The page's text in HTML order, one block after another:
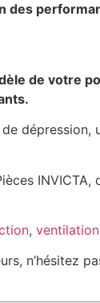
de votre
dépression,
INVICTA,
,
n’hésitez